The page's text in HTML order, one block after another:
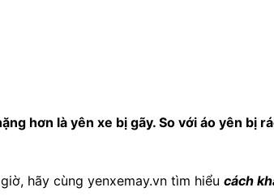
hơn là yên xe bị gãy. So với áo yên bị
hãy cùng yenxemay.vn tìm hiểu cách